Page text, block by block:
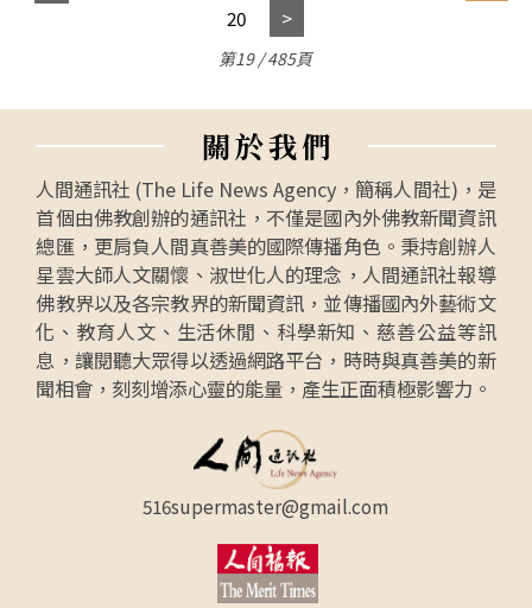
20
第19 / 485頁
關於我們
人間通訊社 (The Life News Agency，簡稱人間社)，是
首個由佛教創辦的通訊社，不僅是國內外佛教新聞資訊
總匯，更肩負人間真善美的國際傳播角色。秉持創辦人
星雲大師人文關懷、淑世化人的理念，人間通訊社報導
佛教界以及各宗教界的新聞資訊，並傳播國內外藝術文
化、教育人文、生活休閒、科學新知、慈善公益等訊
息，讓閱聽大眾得以透過網路平台，時時與真善美的新
聞相會，刻刻增添心靈的能量，產生正面積極影響力。
516supermaster@gmail.com